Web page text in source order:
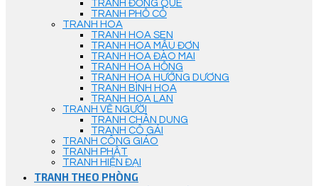
TRANH ĐỒNG QUÊ
TRANH PHỐ CỔ
TRANH HOA
TRANH HOA SEN
TRANH HOA MẪU ĐƠN
TRANH HOA ĐÀO MAI
TRANH HOA HỒNG
TRANH HOA HƯỚNG DƯƠNG
TRANH BÌNH HOA
TRANH HOA LAN
TRANH VẼ NGƯỜI
TRANH CHÂN DUNG
TRANH CÔ GÁI
TRANH CÔNG GIÁO
TRANH PHẬT
TRANH HIỆN ĐẠI
TRANH THEO PHÒNG